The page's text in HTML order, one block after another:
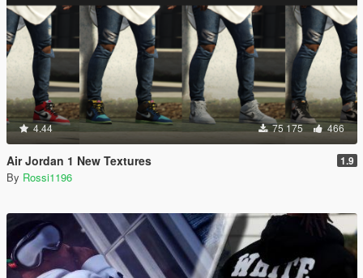
4.44 75 175 466
Air Jordan 1 New Textures 1.9
By Rossi1196